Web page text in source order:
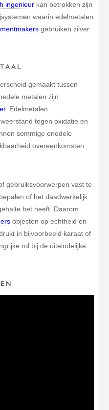
ingenieur kan betrokken zijn
waarin edelmetalen
gebruiken zilver
gemaakt tussen
metalen zijn
. Edelmetalen
tegen oxidatie en
sommige onedele
overeenkomsten
gebruiksvoorwerpen vast te
of het daadwerkelijk
het heeft. Daarom
objecten op echtheid en
in bijvoorbeeld karaat of
rol bij de uiteindelijke